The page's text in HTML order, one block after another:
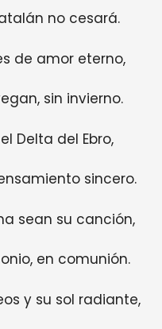
no cesará.
de amor eterno,
sin invierno.
Delta del Ebro,
sincero.
sean su canción,
en comunión.
y su sol radiante,